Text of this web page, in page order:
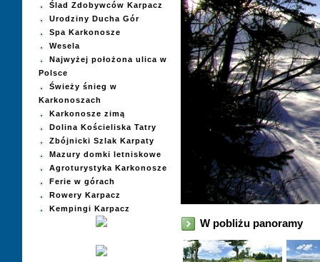
Ślad Zdobywców Karpacz
Urodziny Ducha Gór
Spa Karkonosze
Wesela
Najwyżej położona ulica w
Polsce
Świeży śnieg w
Karkonoszach
Karkonosze zimą
Dolina Kościeliska Tatry
Zbójnicki Szlak Karpaty
Mazury domki letniskowe
Agroturystyka Karkonosze
Ferie w górach
Rowery Karpacz
Kempingi Karpacz
W pobliżu panoramy